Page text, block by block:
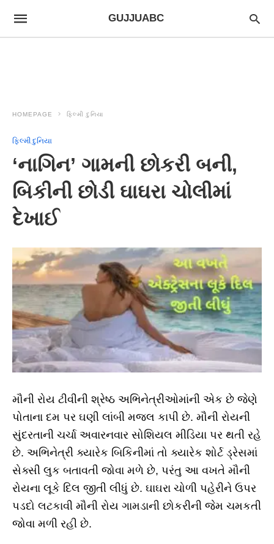
GUJJUABC
HOMEPAGE ફિલ્મી દુનિયા
ફિલ્મી દુનિયા
‘નાગિન’ ગામની છોકરી બની,
બિકીની છોડી ઘાઘરા ચોલીમાં
દેખાઈ
મૌની રોય ટીવીની શ્રેષ્ઠ અભિનેત્રીઓમાંની એક છે જેણે
પોતાના દમ પર ઘણી લાંબી મજલ કાપી છે. મૌની રોયની
સુંદરતાની ચર્ચા અવારનવાર સોશિયલ મીડિયા પર થતી રહે
છે. અભિનેત્રી ક્યારેક બિકિનીમાં તો ક્યારેક શોર્ટ ડ્રેસમાં
સેક્સી લુક બતાવતી જોવા મળે છે, પરંતુ આ વખતે મૌની
રોયના લૂકે દિલ જીતી લીધું છે. ઘાઘરા ચોળી પહેરીને ઉપર
પડદો લટકાવી મૌની રોય ગામડાની છોકરીની જેમ ચમકતી
જોવા મળી રહી છે.